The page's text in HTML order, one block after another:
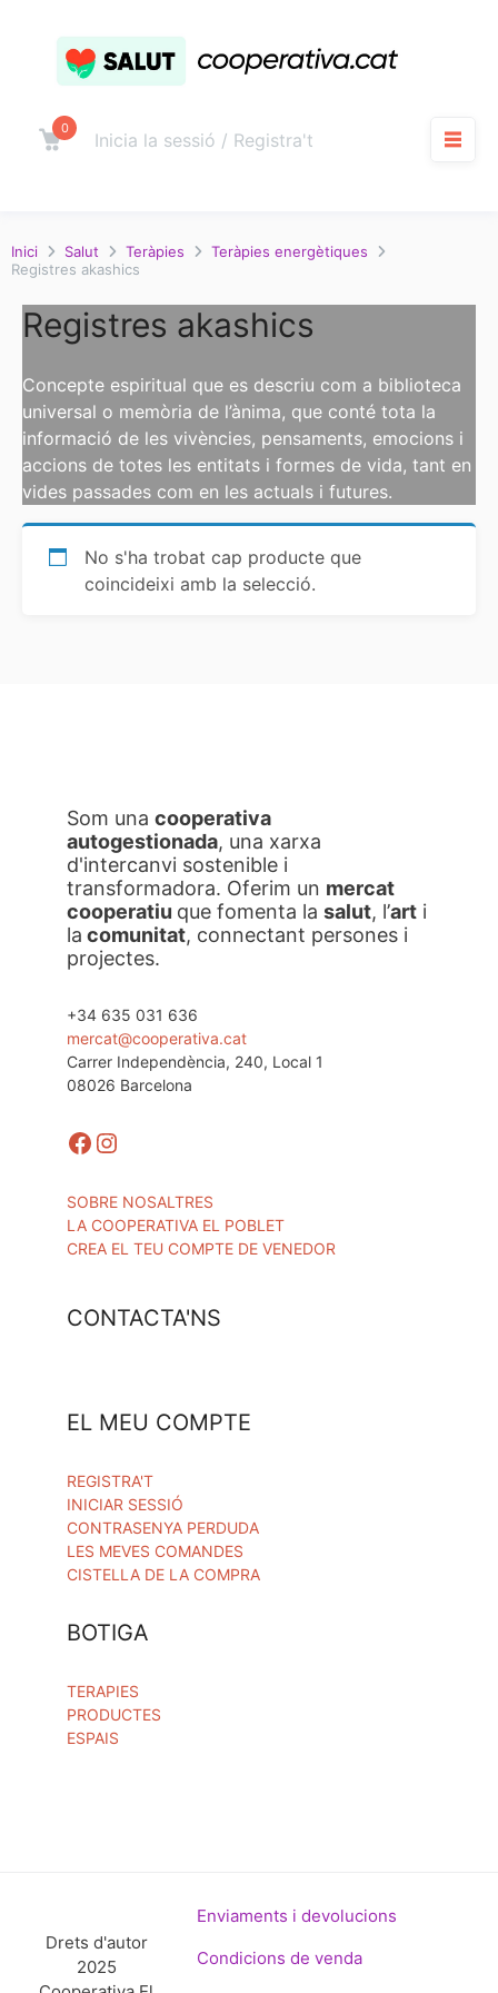
contingut
Carro
0
Inicia la sessió / Registra't
Inici Salut Teràpies
Teràpies energètiques
Registres akashics
Registres akashics
Concepte espiritual que es descriu com a biblioteca
universal o memòria de l’ànima, que conté tota la
informació de les vivències, pensaments, emocions i
accions de totes les entitats i formes de vida, tant en
vides passades com en les actuals i futures.
No s'ha trobat cap producte que
coincideixi amb la selecció.
Som una cooperativa
autogestionada, una xarxa
d'intercanvi sostenible i
transformadora. Oferim un mercat
cooperatiu que fomenta la salut, l’art i
la comunitat, connectant persones i
projectes.
+34 635 031 636
mercat@cooperativa.cat
Carrer Independència, 240, Local 1
08026 Barcelona
Facebook
Instagram
SOBRE NOSALTRES
LA COOPERATIVA EL POBLET
CREA EL TEU COMPTE DE VENEDOR
CONTACTA'NS
EL MEU COMPTE
REGISTRA'T
INICIAR SESSIÓ
CONTRASENYA PERDUDA
LES MEVES COMANDES
CISTELLA DE LA COMPRA
BOTIGA
TERAPIES
PRODUCTES
ESPAIS
Drets d'autor
2025
Enviaments i devolucions
Condicions de venda